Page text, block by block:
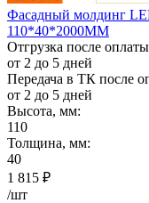
Фасадный молдинг
110*40*2000ММ
Отгрузка после
от 2 до 5 дней
Передача в ТК после
от 2 до 5 дней
Высота, мм:
110
Толщина, мм:
40
1 815 ₽
/шт